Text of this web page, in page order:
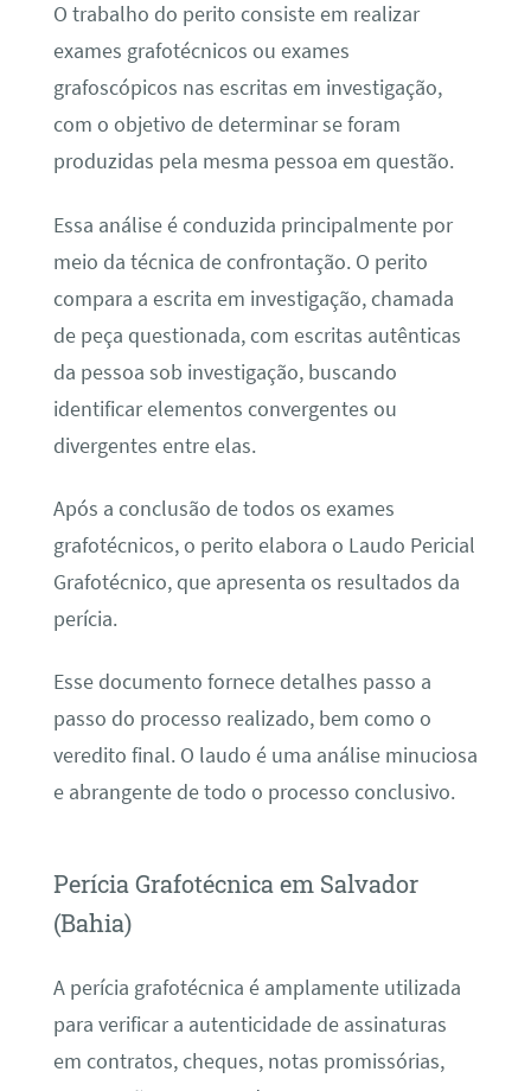
O trabalho do perito consiste em realizar
exames grafotécnicos ou exames
grafoscópicos nas escritas em investigação,
com o objetivo de determinar se foram
produzidas pela mesma pessoa em questão.
Essa análise é conduzida principalmente por
meio da técnica de confrontação. O perito
compara a escrita em investigação, chamada
de peça questionada, com escritas autênticas
da pessoa sob investigação, buscando
identificar elementos convergentes ou
divergentes entre elas.
Após a conclusão de todos os exames
grafotécnicos, o perito elabora o Laudo Pericial
Grafotécnico, que apresenta os resultados da
perícia.
Esse documento fornece detalhes passo a
passo do processo realizado, bem como o
veredito final. O laudo é uma análise minuciosa
e abrangente de todo o processo conclusivo.
Perícia Grafotécnica em Salvador
(Bahia)
A perícia grafotécnica é amplamente utilizada
para verificar a autenticidade de assinaturas
em contratos, cheques, notas promissórias,